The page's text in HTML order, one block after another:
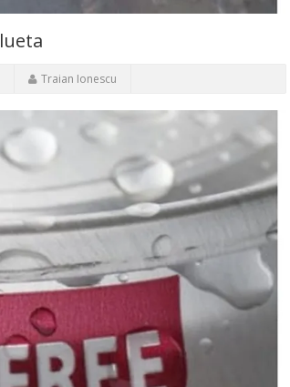
Traian Ionescu